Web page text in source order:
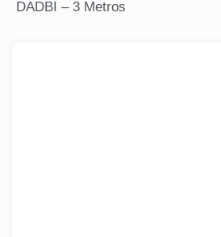
DADBI – 3 Metros